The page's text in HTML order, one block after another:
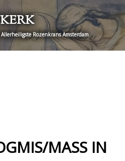
Rozenkrans Amsterdam
MASS IN